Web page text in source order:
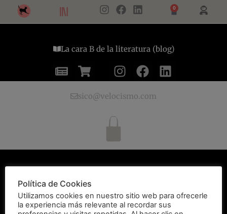
0
La cara B de la literatura (blog)
sico@velocismo.com
Política de Cookies
Utilizamos cookies en nuestro sitio web para ofrecerle
la experiencia más relevante al recordar sus